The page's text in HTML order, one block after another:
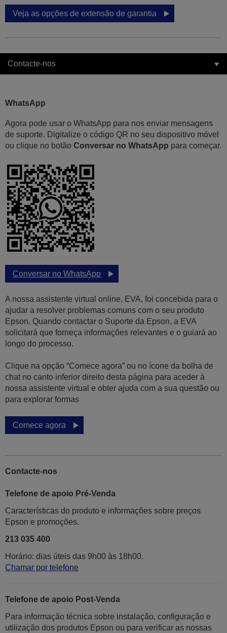
Veja as opções de extensão de garantia
Contacte-nos
WhatsApp
Agora pode usar o WhatsApp para nos enviar mensagens
de suporte. Digitalize o código QR no seu dispositivo móvel
ou clique no botão Conversar no WhatsApp para começar.
Conversar no WhatsApp
A nossa assistente virtual online, EVA, foi concebida para o
ajudar a resolver problemas comuns com o seu produto
Epson. Quando contactar o Suporte da Epson, a EVA
solicitará que forneça informações relevantes e o guiará ao
longo do processo.
Clique na opção “Comece agora” ou no ícone da bolha de
chat no canto inferior direito desta página para aceder à
nossa assistente virtual e obter ajuda com a sua questão ou
para explorar formas
Comece agora
Contacte-nos
Telefone de apoio Pré-Venda
Características do produto e informações sobre preços
Epson e promoções.
213 035 400
Horário: dias úteis das 9h00 às 18h00.
Chamar por telefone
Telefone de apoio Post-Venda
Para informação técnica sobre instalação, configuração e
utilização dos produtos Epson ou para verificar as nossas